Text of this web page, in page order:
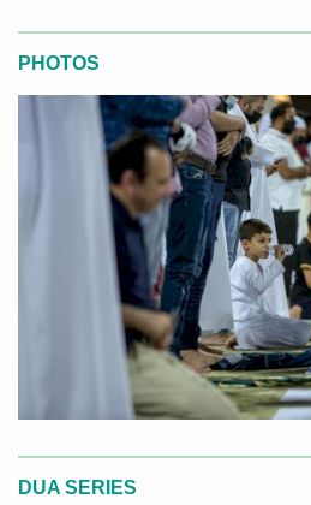
PHOTOS
DUA SERIES